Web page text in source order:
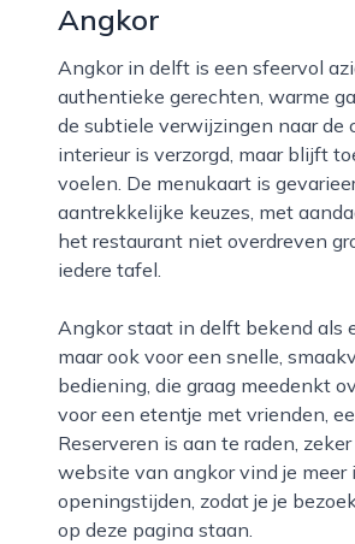
Angkor
Angkor in delft is een sfeervol aziatisch restaurant dat zich onderscheidt door een combinatie van
authentieke gerechten, warme
de subtiele verwijzingen naar de
interieur is verzorgd, maar blijft
voelen. De menukaart is
aantrekkelijke keuzes, met
het restaurant niet overdreven
iedere tafel.
Angkor staat in delft bekend als een plek waar je rustig kunt genieten van een uitgebreide maaltijd,
maar ook voor een snelle,
bediening, die graag meedenkt
voor een etentje met vrienden,
Reserveren is aan te raden,
website van angkor vind je meer
openingstijden, zodat je je
op deze pagina staan.